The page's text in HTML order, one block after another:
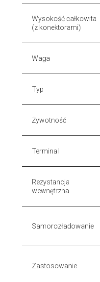
Wysokość całkowita
(z konektorami)
Waga
Typ
Żywotność
Terminal
Rezystancja
wewnętrzna
Samorozładowanie
Zastosowanie